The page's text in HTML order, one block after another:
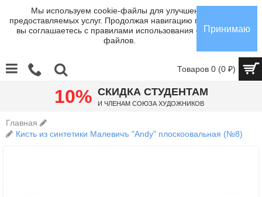
Мы используем cookie-файлы для улучшения
предоставляемых услуг. Продолжая навигацию по сайту,
вы соглашаетесь с правилами использования cookie-
файлов.
Принимаю
Товаров 0 (0 ₽)
10% СКИДКА СТУДЕНТАМ
И членам Союза Художников
Главная
Кисть из синтетики Малевичъ "Andy" плоскоовальная (№8)